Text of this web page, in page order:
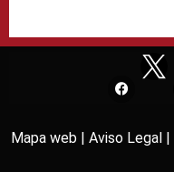
Mapa web | Aviso Legal |